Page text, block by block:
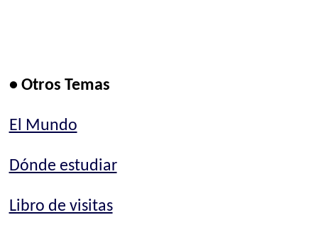
• Otros Temas
El Mundo
Dónde estudiar
Libro de visitas